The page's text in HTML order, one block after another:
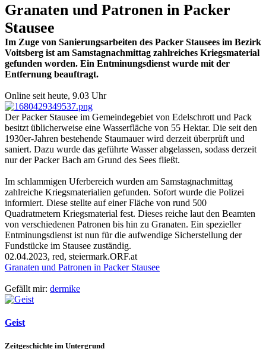
Granaten und Patronen in Packer
Stausee
Im Zuge von Sanierungsarbeiten des Packer Stausees im Bezirk
Voitsberg ist am Samstagnachmittag zahlreiches Kriegsmaterial
gefunden worden. Ein Entminungsdienst wurde mit der
Entfernung beauftragt.
Online seit heute, 9.03 Uhr
Der Packer Stausee im Gemeindegebiet von Edelschrott und Pack
besitzt üblicherweise eine Wasserfläche von 55 Hektar. Die seit den
1930er-Jahren bestehende Staumauer wird derzeit überprüft und
saniert. Dazu wurde das geführte Wasser abgelassen, sodass derzeit
nur der Packer Bach am Grund des Sees fließt.
Im schlammigen Uferbereich wurden am Samstagnachmittag
zahlreiche Kriegsmaterialien gefunden. Sofort wurde die Polizei
informiert. Diese stellte auf einer Fläche von rund 500
Quadratmetern Kriegsmaterial fest. Dieses reiche laut den Beamten
von verschiedenen Patronen bis hin zu Granaten. Ein spezieller
Entminungsdienst ist nun für die aufwendige Sicherstellung der
Fundstücke im Stausee zuständig.
02.04.2023, red, steiermark.ORF.at
Granaten und Patronen in Packer Stausee
Gefällt mir: dermike
Geist
Zeitgeschichte im Untergrund